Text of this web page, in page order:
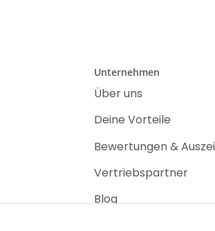
Unternehmen
Über uns
Deine Vorteile
Bewertungen &
Vertriebspartner
Blog